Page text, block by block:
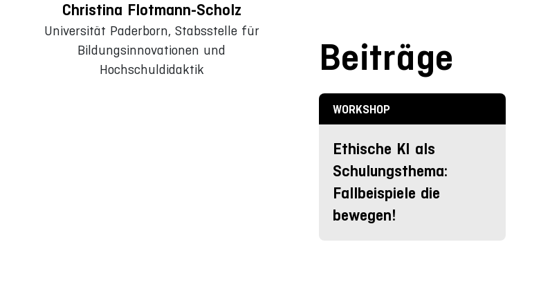
Christina Flotmann-Scholz
Universität Paderborn, Stabsstelle für
Bildungsinnovationen und
Hochschuldidaktik
Beiträge
WORKSHOP
Ethische KI als
Schulungsthema:
Fallbeispiele die
bewegen!